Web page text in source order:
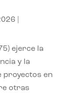
ejerce la
y la
proyectos en
otras